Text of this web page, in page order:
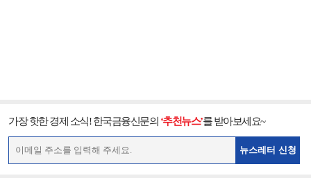
가장 핫한 경제 소식! 한국금융신문의 ‘추천뉴스’를 받아보세요~
뉴스레터 신청